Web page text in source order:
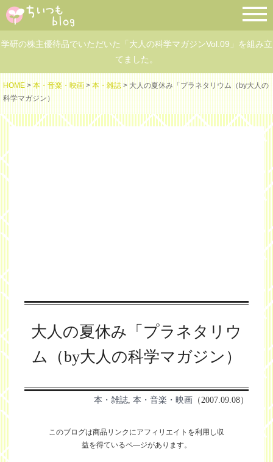
学研の株主優待品でいただいた「大人の科学マガジンVol.09」を組み立
てました。
HOME > 本・音楽・映画 > 本・雑誌 > 大人の夏休み「プラネタリウム（by大人の
科学マガジン）
大人の夏休み「プラネタリウ
ム（by大人の科学マガジン）
本・雑誌, 本・音楽・映画 （2007.09.08）
このブログは商品リンクにアフィリエイトを利用し収
益を得ているペ―ジがあります。